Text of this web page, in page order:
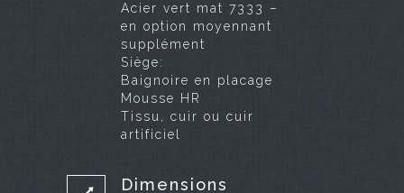
Acier vert mat 7333 –
en option moyennant
supplément
Siège:
Baignoire en placage
Mousse HR
Tissu, cuir ou cuir
artificiel
Dimensions